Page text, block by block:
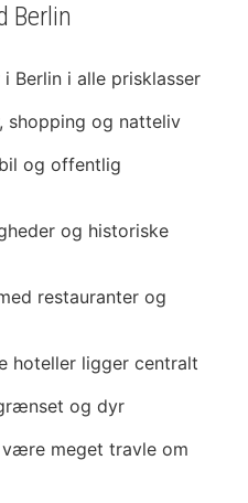
Berlin
Berlin i alle prisklasser
shopping og natteliv
og offentlig
og historiske
restauranter og
hoteller ligger centralt
og dyr
meget travle om